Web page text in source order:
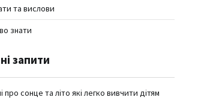
та вислови
знати
запити
про сонце та літо які легко вивчити дітям